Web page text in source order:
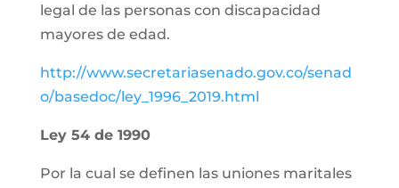
legal de las personas con discapacidad
mayores de edad.
http://www.secretariasenado.gov.co/senad
o/basedoc/ley_1996_2019.html
Ley 54 de 1990
Por la cual se definen las uniones maritales